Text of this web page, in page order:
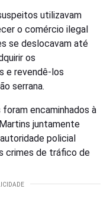
utilizavam
o comércio ilegal
se deslocavam até
os
e revendê-los
serrana.
encaminhados à
juntamente
policial
crimes de tráfico de